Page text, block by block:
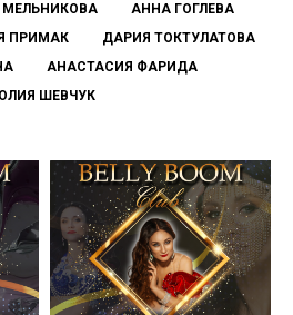
МЕЛЬНИКОВА
АННА ГОГЛЕВА
ПРИМАК
ДАРИЯ ТОКТУЛАТОВА
АНАСТАСИЯ ФАРИДА
ШЕВЧУК